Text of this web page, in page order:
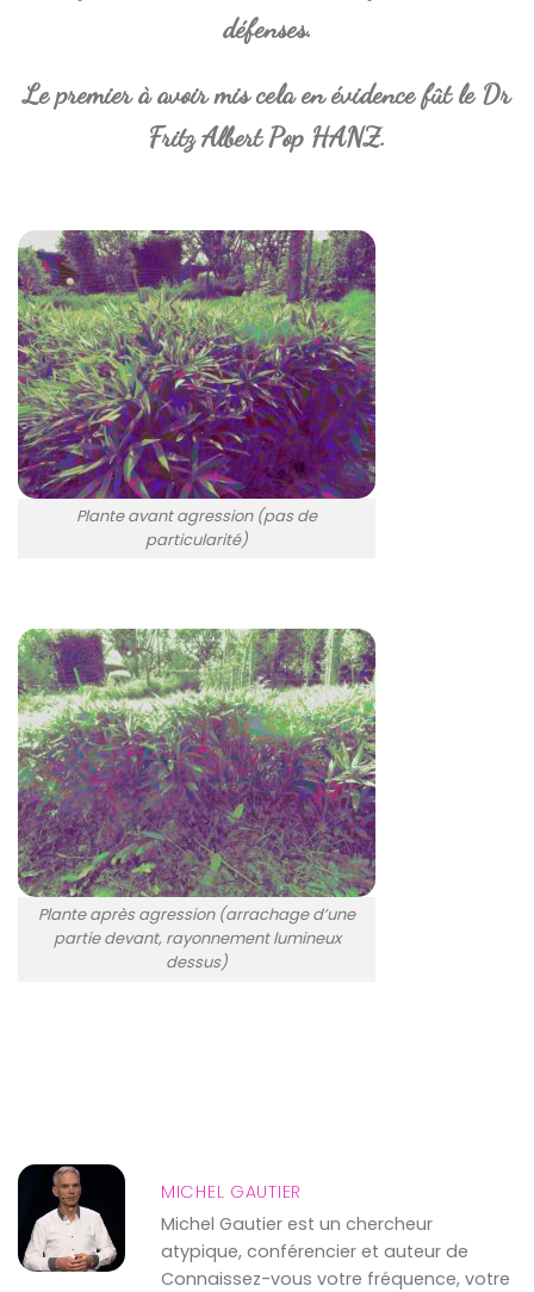
défenses.
Le premier à avoir mis cela en évidence fût le Dr
Fritz Albert Pop HANZ.
Plante avant agression (pas de
particularité)
Plante après agression (arrachage d’une
partie devant, rayonnement lumineux
dessus)
MICHEL GAUTIER
Michel Gautier est un chercheur
atypique, conférencier et auteur de
Connaissez-vous votre fréquence, votre